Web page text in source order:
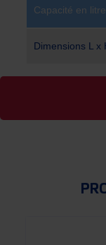
Capacité en litre
Dimensions L x